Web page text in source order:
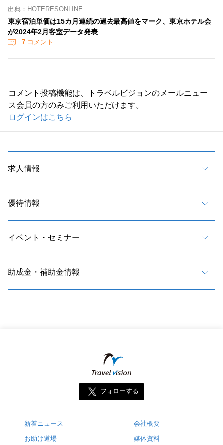
出典：HOTERESONLINE
東京宿泊単価は15カ月連続の過去最高値をマーク、東京ホテル会
が2024年2月客室データ発表
7 コメント
コメント投稿機能は、トラベルビジョンのメールニュー
ス会員の方のみご利用いただけます。
ログインはこちら
求人情報
優待情報
イベント・セミナー
助成金・補助金情報
フォローする
新着ニュース
お助け道場
会社概要
媒体資料